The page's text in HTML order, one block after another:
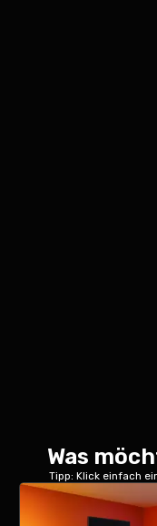
Was
Tipp: Klick einfach